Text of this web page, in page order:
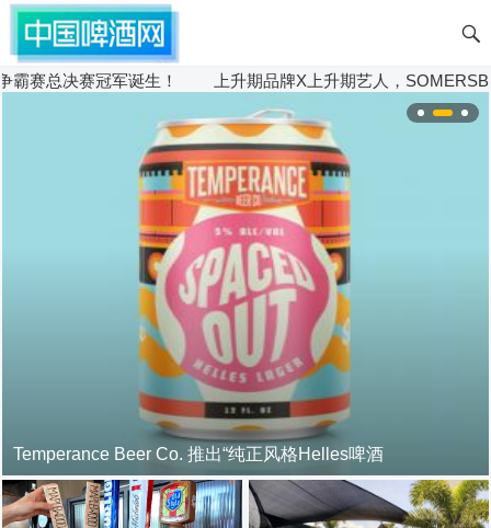
赛总决赛冠军诞生！ 上升期品牌X上升期艺人，
Temperance Beer Co. 推出“纯正风格Helles啤酒